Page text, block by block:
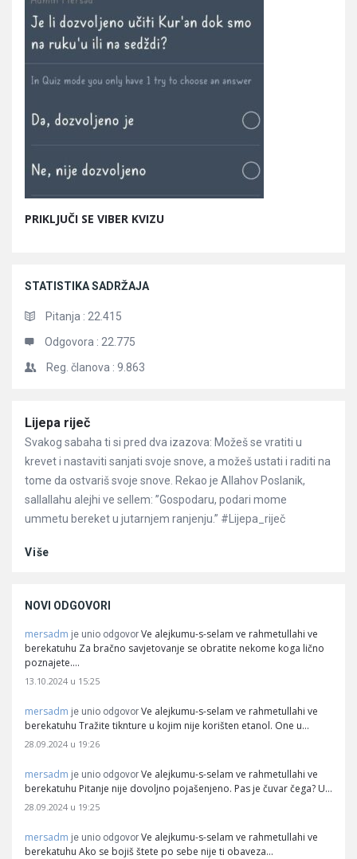
PRIKLJUČI SE VIBER KVIZU
STATISTIKA SADRŽAJA
Pitanja : 22.415
Odgovora : 22.775
Reg. članova : 9.863
Članci
Lijepa riječ
Svakog sabaha ti si pred dva izazova: Možeš se vratiti u
krevet i nastaviti sanjati svoje snove, a možeš ustati i raditi na
tome da ostvariš svoje snove. Rekao je Allahov Poslanik,
sallallahu alejhi ve sellem: ”Gospodaru, podari mome
ummetu bereket u jutarnjem ranjenju.” #Lijepa_riječ
Više
NOVI ODGOVORI
mersadm je unio odgovor Ve alejkumu-s-selam ve rahmetullahi ve
berekatuhu Za bračno savjetovanje se obratite nekome koga lično
poznajete.…
13.10.2024 u 15:25
mersadm je unio odgovor Ve alejkumu-s-selam ve rahmetullahi ve
berekatuhu Tražite tiknture u kojim nije korišten etanol. One u…
28.09.2024 u 19:26
mersadm je unio odgovor Ve alejkumu-s-selam ve rahmetullahi ve
berekatuhu Pitanje nije dovoljno pojašenjeno. Pas je čuvar čega? U…
28.09.2024 u 19:25
mersadm je unio odgovor Ve alejkumu-s-selam ve rahmetullahi ve
berekatuhu Ako se bojiš štete po sebe nije ti obaveza…